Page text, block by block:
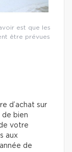
est que les
être prévues
d’achat sur
de bien
votre
aux
de